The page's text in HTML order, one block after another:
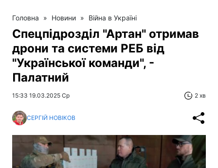
Головна » Новини » Війна в Україні
Спецпідрозділ "Артан" отримав
дрони та системи РЕБ від
"Української команди", -
Палатний
15:33 19.03.2025 Ср 2 хв
СЕРГІЙ НОВІКОВ